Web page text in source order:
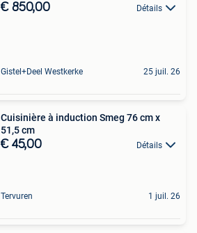
€ 850,00 Détails
Gistel+Deel Westkerke 25 juil. 26
Cuisinière à induction Smeg 76 cm x
51,5 cm
€ 45,00 Détails
Tervuren 1 juil. 26